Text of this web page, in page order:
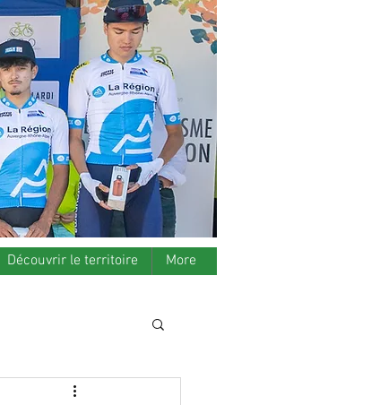
Découvrir le territoire More